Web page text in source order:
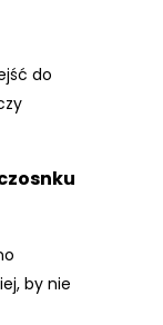
do
by nie